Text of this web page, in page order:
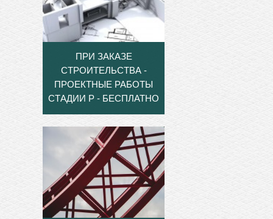
ПРИ ЗАКАЗЕ
СТРОИТЕЛЬСТВА -
ПРОЕКТНЫЕ РАБОТЫ
СТАДИИ Р - БЕСПЛАТНО